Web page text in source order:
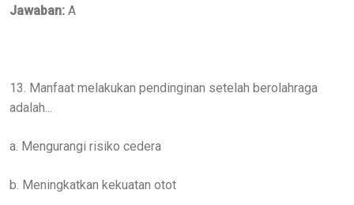
Jawaban: A
13. Manfaat melakukan pendinginan setelah berolahraga
adalah...
a. Mengurangi risiko cedera
b. Meningkatkan kekuatan otot